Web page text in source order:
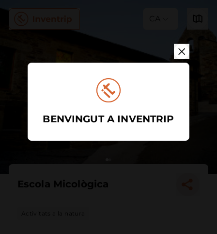
CA
Escola Micològica
Activitats a la natura
BENVINGUT A INVENTRIP